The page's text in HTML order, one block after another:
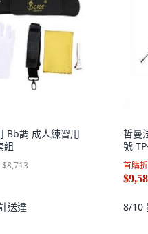
Bb調 成人練習用
組
$8,713
送達
哲曼
號
首購
8/10